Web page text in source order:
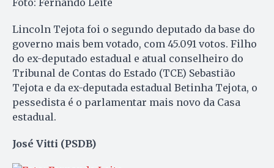
Foto: Fernando Leite
Lincoln Tejota foi o segundo deputado da base do
governo mais bem votado, com 45.091 votos. Filho
do ex-deputado estadual e atual conselheiro do
Tribunal de Contas do Estado (TCE) Sebastião
Tejota e da ex-deputada estadual Betinha Tejota, o
pessedista é o parlamentar mais novo da Casa
estadual.
José Vitti (PSDB)